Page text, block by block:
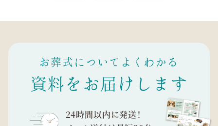
お葬式についてよくわかる
資料をお届けします
24時間以内に発送！